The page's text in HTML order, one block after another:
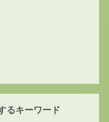
るキーワード